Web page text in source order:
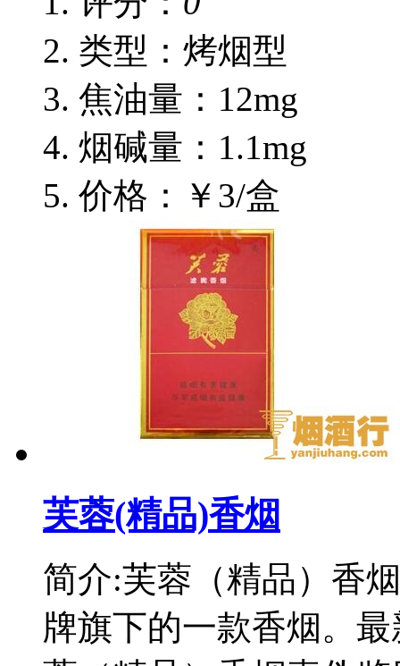
类型：烤烟型
焦油量：12mg
烟碱量：1.1mg
价格：￥3/盒
芙蓉(精品)香烟
简介:芙蓉（精品）香
牌旗下的一款香烟。